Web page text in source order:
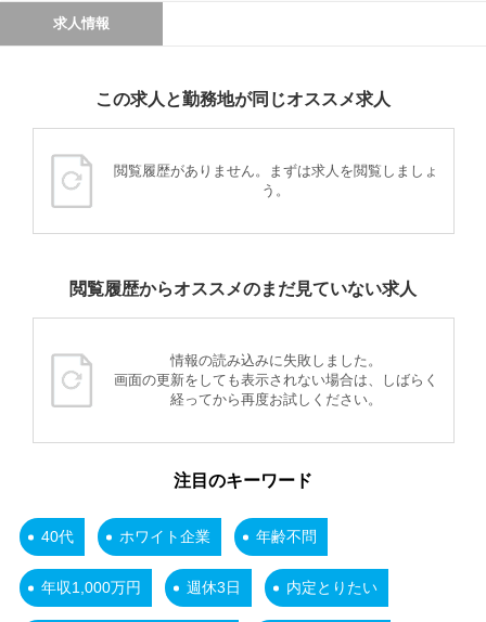
求人情報
この求人と勤務地が同じオススメ求人
閲覧履歴がありません。まずは求人を閲覧しましょ
う。
閲覧履歴からオススメのまだ見ていない求人
情報の読み込みに失敗しました。
画面の更新をしても表示されない場合は、しばらく
経ってから再度お試しください。
注目のキーワード
40代 ホワイト企業 年齢不問
年収1,000万円 週休3日 内定とりたい